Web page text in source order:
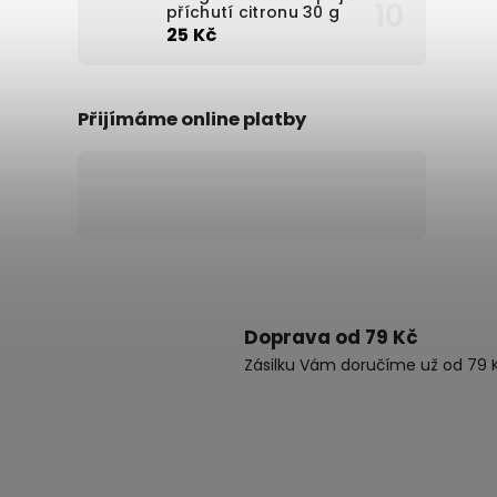
příchutí citronu 30 g
25 Kč
Přijímáme online platby
Doprava od 79 Kč
Zásilku Vám doručíme už od 79